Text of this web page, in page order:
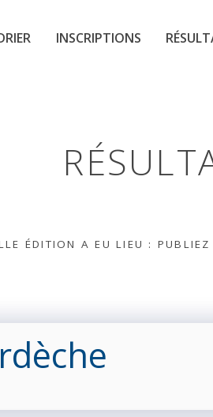
INSCRIPTIONS
ÉDITION A EU LIEU : PUBLIEZ